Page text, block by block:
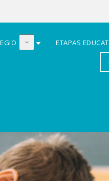
ETAPAS